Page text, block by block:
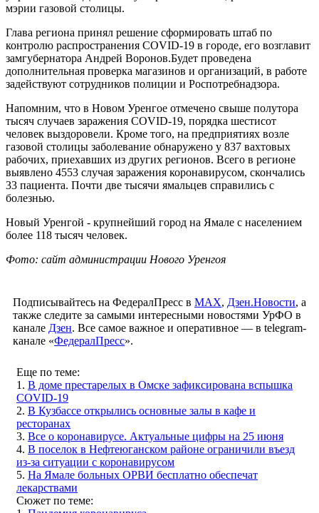
мэрии газовой столицы.
Глава региона принял решение сформировать штаб по
контролю распространения COVID-19 в городе, его возглавит
замгубернатора Андрей Воронов.Будет проведена
дополнительная проверка магазинов и организаций, в работе
задействуют сотрудников полиции и Роспотребнадзора.
Напомним, что в Новом Уренгое отмечено свыше полутора
тысяч случаев заражения COVID-19, порядка шестисот
человек выздоровели. Кроме того, на предприятиях возле
газовой столицы заболевание обнаружено у 837 вахтовых
рабочих, приехавших из других регионов. Всего в регионе
выявлено 4553 случая заражения коронавирусом, скончались
33 пациента. Почти две тысячи ямальцев справились с
болезнью.
Новый Уренгой - крупнейший город на Ямале с населением
более 118 тысяч человек.
Фото: сайт администрации Нового Уренгоя
Подписывайтесь на ФедералПресс в МАХ, Дзен.Новости, а
также следите за самыми интересными новостями УрФО в
канале Дзен. Все самое важное и оперативное — в telegram-
канале «ФедералПресс».
Еще по теме:
1. В доме престарелых в Омске зафиксирована вспышка
COVID-19
2. В Кузбассе открылись основные залы в кафе и
ресторанах
3. Все о коронавирусе. Актуальные цифры на 25 июня
4. В поселок в Нефтеюганском районе ограничили въезд
из-за ситуации с коронавирусом
5. На Ямале больных ОРВИ бесплатно обеспечат
лекарствами
Сюжет по теме: